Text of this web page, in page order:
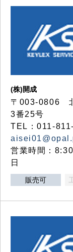
(株)開成
〒003-0806
3番25号
TEL：011-
営業時間：
日
販売可